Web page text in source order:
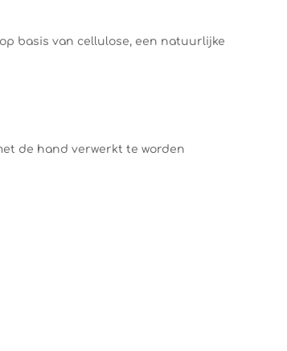
basis van cellulose, een natuurlijke
de hand verwerkt te worden